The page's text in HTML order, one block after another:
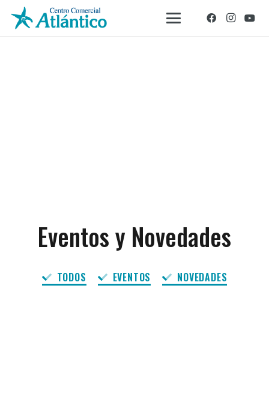
Eventos y Novedades
TODOS EVENTOS NOVEDADES